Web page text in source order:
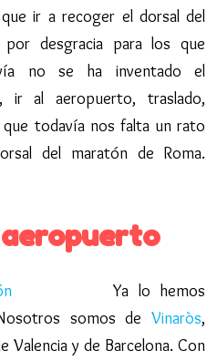
ir a recoger el dorsal del
desgracia para los que
no se ha inventado el
ir al aeropuerto, traslado,
que todavía nos falta un rato
del maratón de Roma.
Ya lo hemos
somos deVinaròs,
Valencia y de Barcelona. Con